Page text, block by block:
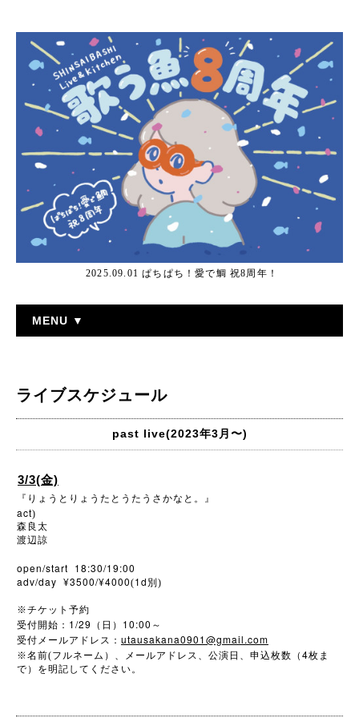
2025.09.01 ぱちぱち！愛で鯛 祝8周年！
MENU ▼
ライブスケジュール
past live(2023年3月〜)
3/3(金)
『りょうとりょうたとうたうさかなと。』
act)
森良太
渡辺諒
open/start 18:30/19:00
adv/day ¥3500/¥4000(1d 別)
※チケット予約
受付開始： 1/29 （日） 10:00 ～
受付メールアドレス： utausakana0901@gmail.com
※名前(フルネーム）、メールアドレス、公演日、申込枚数（ 4枚ま
で）を明記してください。